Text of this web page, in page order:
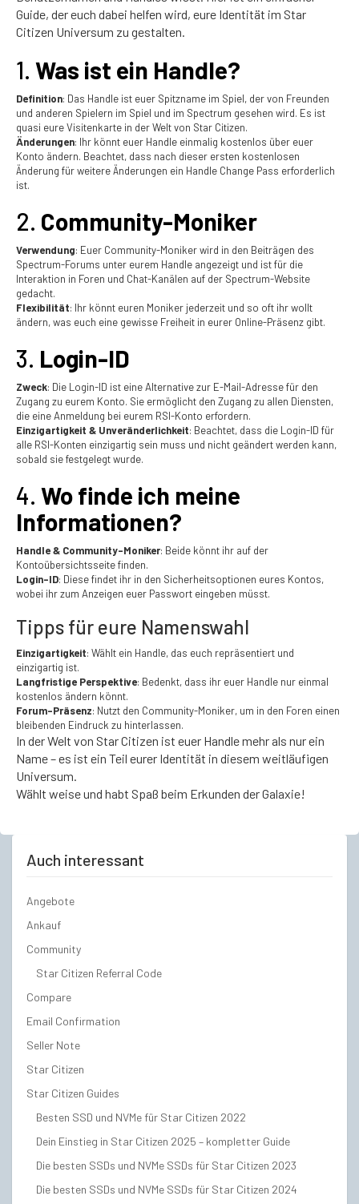
Guide, der euch dabei helfen wird, eure Identität im Star
Citizen Universum zu gestalten.
1. Was ist ein Handle?
Definition: Das Handle ist euer Spitzname im Spiel, der von Freunden
und anderen Spielern im Spiel und im Spectrum gesehen wird. Es ist
quasi eure Visitenkarte in der Welt von Star Citizen​.
Änderungen: Ihr könnt euer Handle einmalig kostenlos über euer
Konto ändern. Beachtet, dass nach dieser ersten kostenlosen
Änderung für weitere Änderungen ein Handle Change Pass erforderlich
ist​​.
2. Community-Moniker
Verwendung: Euer Community-Moniker wird in den Beiträgen des
Spectrum-Forums unter eurem Handle angezeigt und ist für die
Interaktion in Foren und Chat-Kanälen auf der Spectrum-Website
gedacht.
Flexibilität: Ihr könnt euren Moniker jederzeit und so oft ihr wollt
ändern, was euch eine gewisse Freiheit in eurer Online-Präsenz gibt​​.
3. Login-ID
Zweck: Die Login-ID ist eine Alternative zur E-Mail-Adresse für den
Zugang zu eurem Konto. Sie ermöglicht den Zugang zu allen Diensten,
die eine Anmeldung bei eurem RSI-Konto erfordern.
Einzigartigkeit & Unveränderlichkeit: Beachtet, dass die Login-ID für
alle RSI-Konten einzigartig sein muss und nicht geändert werden kann,
sobald sie festgelegt wurde​​.
4. Wo finde ich meine
Informationen?
Handle & Community-Moniker: Beide könnt ihr auf der
Kontoübersichtsseite finden.
Login-ID: Diese findet ihr in den Sicherheitsoptionen eures Kontos,
wobei ihr zum Anzeigen euer Passwort eingeben müsst​​.
Tipps für eure Namenswahl
Einzigartigkeit: Wählt ein Handle, das euch repräsentiert und
einzigartig ist.
Langfristige Perspektive: Bedenkt, dass ihr euer Handle nur einmal
kostenlos ändern könnt.
Forum-Präsenz: Nutzt den Community-Moniker, um in den Foren einen
bleibenden Eindruck zu hinterlassen.
In der Welt von Star Citizen ist euer Handle mehr als nur ein
Name – es ist ein Teil eurer Identität in diesem weitläufigen
Universum.
Wählt weise und habt Spaß beim Erkunden der Galaxie!
Auch interessant
Angebote
Ankauf
Community
Star Citizen Referral Code
Compare
Email Confirmation
Seller Note
Star Citizen
Star Citizen Guides
Besten SSD und NVMe für Star Citizen 2022
Dein Einstieg in Star Citizen 2025 – kompletter Guide
Die besten SSDs und NVMe SSDs für Star Citizen 2023
Die besten SSDs und NVMe SSDs für Star Citizen 2024